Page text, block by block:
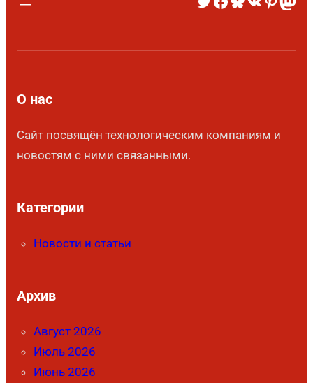
О нас
Сайт посвящён технологическим компаниям и
новостям с ними связанными.
Категории
Новости и статьи
Архив
Август 2026
Июль 2026
Июнь 2026